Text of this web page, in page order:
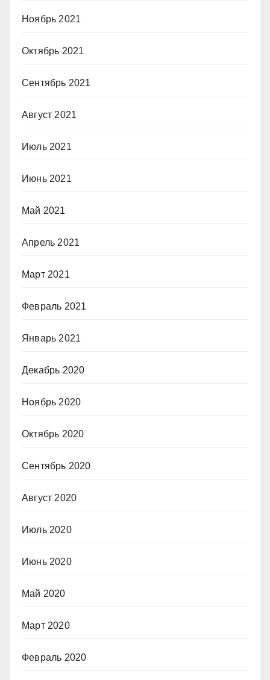
Ноябрь 2021
Октябрь 2021
Сентябрь 2021
Август 2021
Июль 2021
Июнь 2021
Май 2021
Апрель 2021
Март 2021
Февраль 2021
Январь 2021
Декабрь 2020
Ноябрь 2020
Октябрь 2020
Сентябрь 2020
Август 2020
Июль 2020
Июнь 2020
Май 2020
Март 2020
Февраль 2020